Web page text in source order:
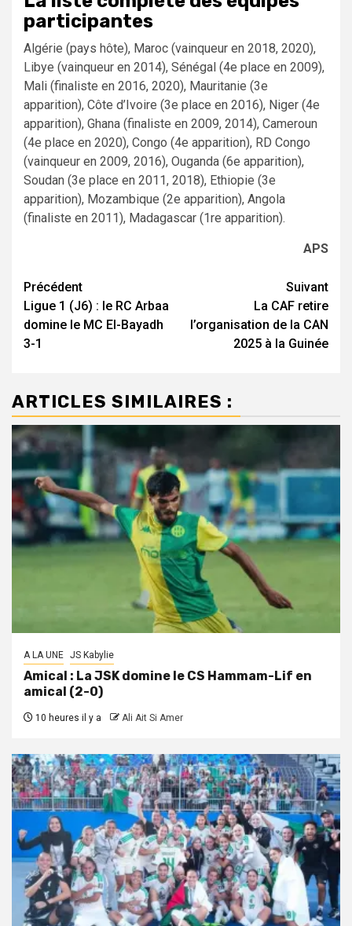
participantes
Algérie (pays hôte), Maroc (vainqueur en 2018, 2020),
Libye (vainqueur en 2014), Sénégal (4e place en 2009),
Mali (finaliste en 2016, 2020), Mauritanie (3e
apparition), Côte d’Ivoire (3e place en 2016), Niger (4e
apparition), Ghana (finaliste en 2009, 2014), Cameroun
(4e place en 2020), Congo (4e apparition), RD Congo
(vainqueur en 2009, 2016), Ouganda (6e apparition),
Soudan (3e place en 2011, 2018), Ethiopie (3e
apparition), Mozambique (2e apparition), Angola
(finaliste en 2011), Madagascar (1re apparition).
APS
Navigation
d’article
Précédent
Ligue 1 (J6) : le RC Arbaa
domine le MC El-Bayadh
3-1
Suivant
La CAF retire
l’organisation de la CAN
2025 à la Guinée
ARTICLES SIMILAIRES :
A LA UNE JS Kabylie
Amical : La JSK domine le CS Hammam-Lif en
amical (2-0)
10 heures il y a Ali Ait Si Amer